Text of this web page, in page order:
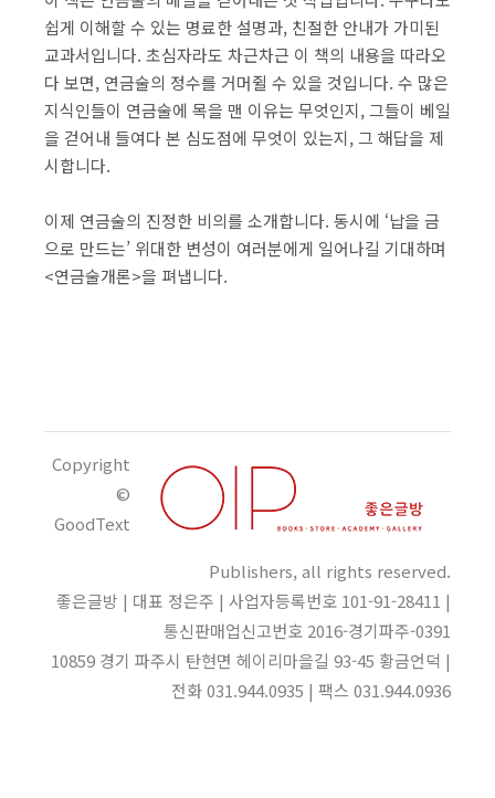
쉽게 이해할 수 있는 명료한 설명과, 친절한 안내가 가미된
교과서입니다. 초심자라도 차근차근 이 책의 내용을 따라오
다 보면, 연금술의 정수를 거머쥘 수 있을 것입니다. 수 많은
지식인들이 연금술에 목을 맨 이유는 무엇인지, 그들이 베일
을 걷어내 들여다 본 심도점에 무엇이 있는지, 그 해답을 제
시합니다.
이제 연금술의 진정한 비의를 소개합니다. 동시에 ‘납을 금
으로 만드는’ 위대한 변성이 여러분에게 일어나길 기대하며
<연금술개론>을 펴냅니다.
Copyright
©
GoodText
Publishers, all rights reserved.
좋은글방 | 대표 정은주 | 사업자등록번호 101-91-28411 |
통신판매업신고번호 2016-경기파주-0391
10859 경기 파주시 탄현면 헤이리마을길 93-45 황금언덕 |
전화 031.944.0935 | 팩스 031.944.0936